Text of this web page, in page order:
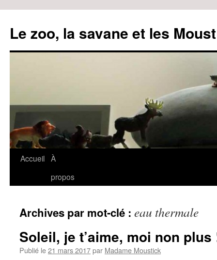
Le zoo, la savane et les
Aller
Accueil À
propos
Archives par mot-clé : eau thermale
Soleil, je t’aime, moi non plus
Publié le21 mars 2017par Madame Moustick